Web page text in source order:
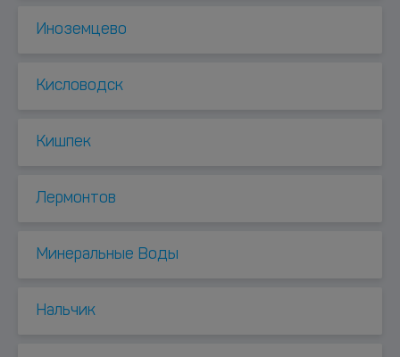
Иноземцево
Кисловодск
Кишпек
Лермонтов
Минеральные Воды
Нальчик